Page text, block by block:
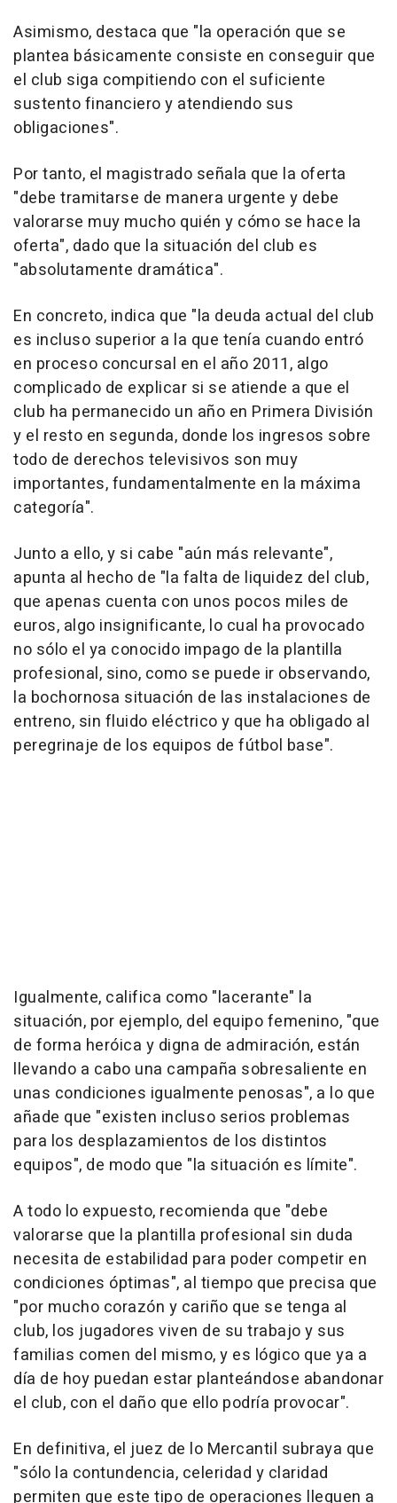
Asimismo, destaca que "la operación que se
plantea básicamente consiste en conseguir que
el club siga compitiendo con el suficiente
sustento financiero y atendiendo sus
obligaciones".
Por tanto, el magistrado señala que la oferta
"debe tramitarse de manera urgente y debe
valorarse muy mucho quién y cómo se hace la
oferta", dado que la situación del club es
"absolutamente dramática".
En concreto, indica que "la deuda actual del club
es incluso superior a la que tenía cuando entró
en proceso concursal en el año 2011, algo
complicado de explicar si se atiende a que el
club ha permanecido un año en Primera División
y el resto en segunda, donde los ingresos sobre
todo de derechos televisivos son muy
importantes, fundamentalmente en la máxima
categoría".
Junto a ello, y si cabe "aún más relevante",
apunta al hecho de "la falta de liquidez del club,
que apenas cuenta con unos pocos miles de
euros, algo insignificante, lo cual ha provocado
no sólo el ya conocido impago de la plantilla
profesional, sino, como se puede ir observando,
la bochornosa situación de las instalaciones de
entreno, sin fluido eléctrico y que ha obligado al
peregrinaje de los equipos de fútbol base".
Igualmente, califica como "lacerante" la
situación, por ejemplo, del equipo femenino, "que
de forma heróica y digna de admiración, están
llevando a cabo una campaña sobresaliente en
unas condiciones igualmente penosas", a lo que
añade que "existen incluso serios problemas
para los desplazamientos de los distintos
equipos", de modo que "la situación es límite".
A todo lo expuesto, recomienda que "debe
valorarse que la plantilla profesional sin duda
necesita de estabilidad para poder competir en
condiciones óptimas", al tiempo que precisa que
"por mucho corazón y cariño que se tenga al
club, los jugadores viven de su trabajo y sus
familias comen del mismo, y es lógico que ya a
día de hoy puedan estar planteándose abandonar
el club, con el daño que ello podría provocar".
En definitiva, el juez de lo Mercantil subraya que
"sólo la contundencia, celeridad y claridad
permiten que este tipo de operaciones lleguen a